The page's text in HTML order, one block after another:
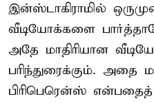
இன்ஸ்டாகிராமில்
வீடியோக்களை
அதே மாதிரியான
பரிந்துரைக்கும். அதை
பிரிபெரென்ஸ் என்பதைத்